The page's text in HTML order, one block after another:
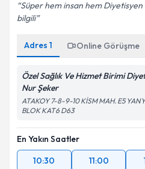
Süper hem insan hem Diyetisyen
bilgili
Adres 1 Online Görüşme
Özel Sağlık Ve Hizmet Birimi
Nur Şeker
ATAKOY 7-8-9-10 KİSM MAH. E5
BLOK KAT6 D63
En Yakın Saatler
10:30
11:00